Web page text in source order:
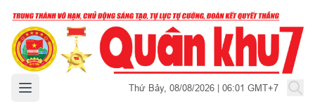
Mở menu chính Thứ Bảy, 08/08/2026 | 06:01 GMT+7